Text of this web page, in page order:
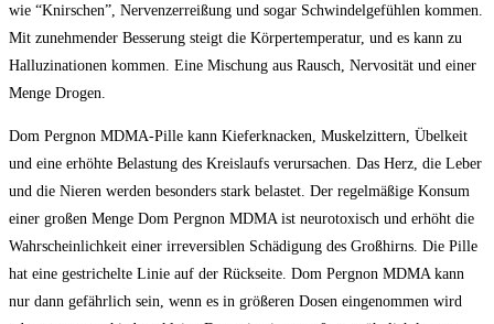
wie “Knirschen”, Nervenzerreißung und sogar Schwindelgefühlen kommen.
Mit zunehmender Besserung steigt die Körpertemperatur, und es kann zu
Halluzinationen kommen. Eine Mischung aus Rausch, Nervosität und einer
Menge Drogen.
Dom Pеrgnon MDMA-Pille kann Kieferknacken, Muskelzittern, Übelkeit
und eine erhöhte Belastung des Kreislaufs verursachen. Das Herz, die Leber
und die Nieren werden besonders stark belastet. Der regelmäßige Konsum
einer großen Menge Dom Pеrgnоn MDMA ist neurotoxisch und erhöht die
Wahrscheinlichkeit einer irreversiblen Schädigung des Großhirns. Die Pille
hat eine gestrichelte Linie auf der Rückseite. Dom Pеrgnоn MDMA kann
nur dann gefährlich sein, wenn es in größeren Dosen eingenommen wird